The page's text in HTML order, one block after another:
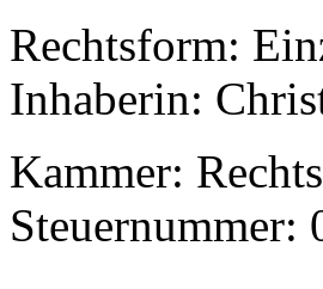
Rechtsform:
Inhaberin:
Kammer:
Steuernummer: